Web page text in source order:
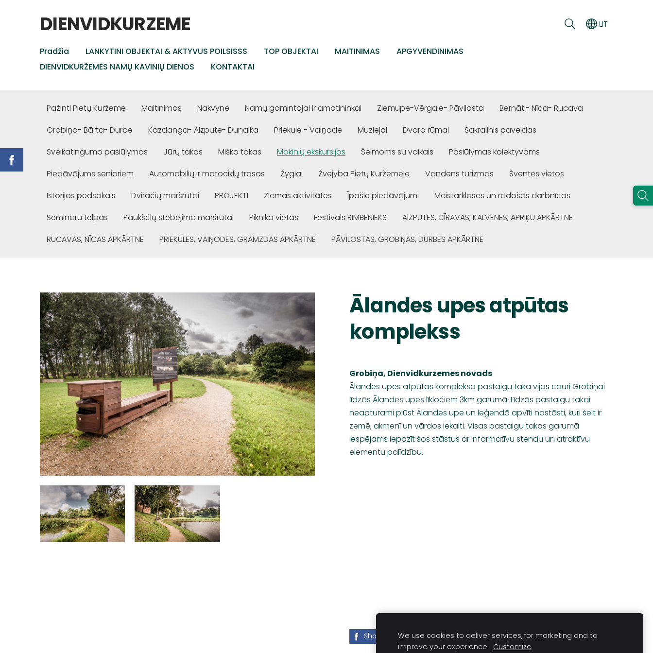
DIENVIDKURZEME
Pradžia LANKYTINI OBJEKTAI & AKTYVUS POILSISSS TOP OBJEKTAI MAITINIMAS
APGYVENDINIMAS
DIENVIDKURŽEMĖS NAMŲ KAVINIŲ DIENOS
KONTAKTAI
LIT
Pažinti Pietų Kuržemę Maitinimas Nakvynė Namų gamintojai ir amatininkai Ziemupe-Vērgale- Pāvilosta
Bernāti- Nīca- Rucava
Grobiņa- Bārta- Durbe
Kazdanga- Aizpute- Dunalka Priekule - Vaiņode Muziejai Dvaro rūmai
Sakralinis paveldas
Sveikatingumo pasiūlymas
Jūrų takas Miško takas Mokinių ekskursijos Šeimoms su vaikais
Pasiūlymas kolektyvams
Piedāvājums senioriem
Automobilių ir motociklų trasos Žygiai Žvejyba Pietų Kuržemėje Vandens turizmas
Šventės vietos
Istorijos pėdsakais
Dviračių maršrutai PROJEKTI Ziemas aktivitātes Īpašie piedāvājumi
Meistarklases un radošās darbnīcas
Semināru telpas
Paukščių stebėjimo maršrutai Piknika vietas Festivāls RIMBENIEKS
AIZPUTES, CĪRAVAS, KALVENES, APRIĶU APKĀRTNE
RUCAVAS, NĪCAS APKĀRTNE
PRIEKULES, VAIŅODES, GRAMZDAS APKĀRTNE PĀVILOSTAS, GROBIŅAS, DURBES APKĀRTNE
Ālandes upes atpūtas
komplekss
Grobiņa, Dienvidkurzemes novads
Ālandes upes atpūtas kompleksa pastaigu taka vijas cauri Grobiņai
līdzās Ālandes upes līkločiem 3km garumā. Līdzās pastaigu takai
neapturami plūst Ālandes upe un leģendā apvīti nostāsti, kuri šeit ir
zemē, akmenī un vārdos iekalti. Visas pastaigu takas garumā
iespējams iepazīt šos stāstus ar informatīvu stendu un atraktīvu
elementu palīdzību.
Share Post Pin
We use cookies to deliver services, for marketing and to
improve your experience. Customize